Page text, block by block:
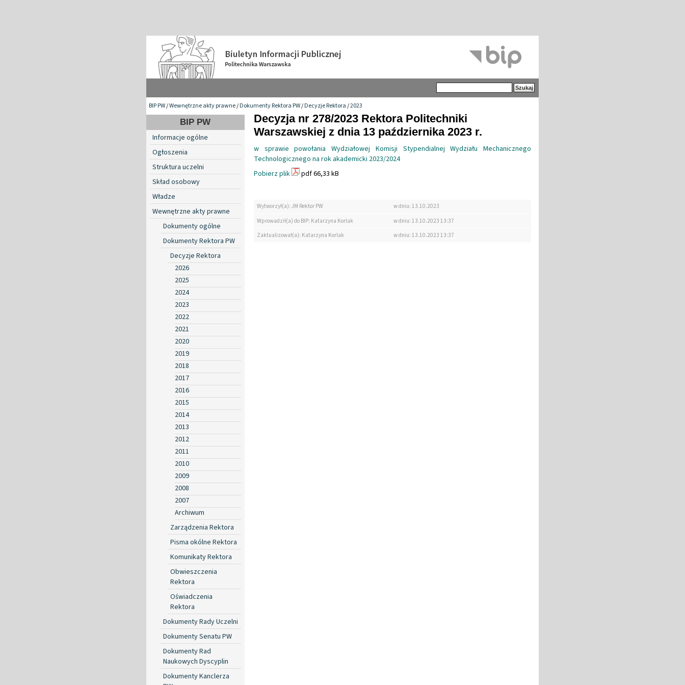
BIP PW/Wewnętrzne akty prawne/Dokumenty Rektora PW/Decyzje Rektora/2023
BIP PW
Informacje ogólne
Ogłoszenia
Struktura uczelni
Skład osobowy
Władze
Wewnętrzne akty prawne
Dokumenty ogólne
Dokumenty Rektora PW
Decyzje Rektora
2026
2025
2024
2023
2022
2021
2020
2019
2018
2017
2016
2015
2014
2013
2012
2011
2010
2009
2008
2007
Archiwum
Zarządzenia Rektora
Pisma okólne Rektora
Komunikaty Rektora
Obwieszczenia
Rektora
Oświadczenia
Rektora
Dokumenty Rady Uczelni
Dokumenty Senatu PW
Dokumenty Rad
Naukowych Dyscyplin
Dokumenty Kanclerza
Decyzja nr 278/2023 Rektora Politechniki
Warszawskiej z dnia 13 października 2023 r.
w sprawie powołania Wydziałowej Komisji Stypendialnej Wydziału Mechanicznego
Technologicznego na rok akademicki 2023/2024
Pobierz plik
pdf 66,33 kB
Wytworzył(a): JM Rektor PW
w dniu: 13.10.2023
Wprowadził(a) do BIP: Katarzyna Korlak
w dniu: 13.10.2023 13:37
Zaktualizował(a): Katarzyna Korlak
w dniu: 13.10.2023 13:37